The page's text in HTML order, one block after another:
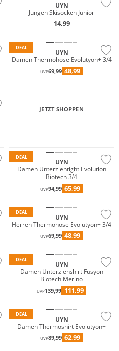
UYN
Jungen Skisocken Junior
14,99
DEAL
UYN
Damen Thermohose Evolutyon+ 3/4
UVP69,99 48,99
JETZT SHOPPEN
DEAL
UYN
Damen Unterziehtight Evolution
Biotech 3/4
UVP94,99 65,99
DEAL
UYN
Herren Thermohose Evolutyon+ 3/4
UVP69,99 48,99
DEAL
Merino
UYN
Damen Unterziehshirt Fusyon
Biotech Merino
UVP139,99 111,99
DEAL
UYN
Damen Thermoshirt Evolutyon+
UVP89,99 62,99